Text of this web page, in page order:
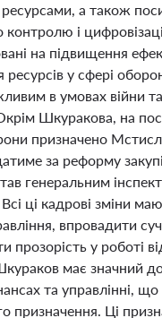
а також
контролю і
на підвищення
ресурсів у сфері
в умовах війни
Окрім Шкуракова, на
призначено
за реформу
генеральним
ці кадрові зміни
впровадити
прозорість у роботі
має значний
та управлінні,
призначення. Ці